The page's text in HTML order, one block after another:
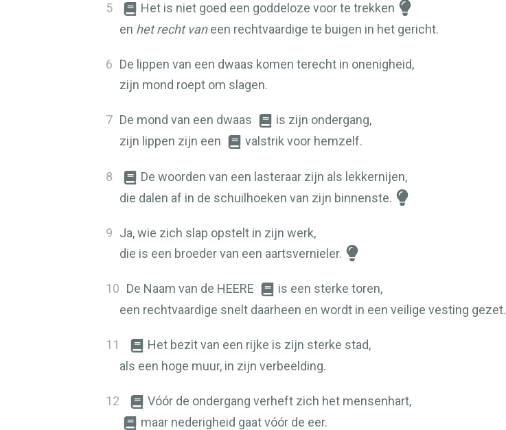
5
Het is niet goed een goddeloze voor te trekken
en het recht vaneen rechtvaardige te buigen in het gericht.
6 De lippen van een dwaas komen terecht in onenigheid,
zijn mond roept om slagen.
7 De mond van een dwaas
is zijn ondergang,
zijn lippen zijn een
valstrik voor hemzelf.
8
De woorden van een lasteraar zijn als lekkernijen,
die dalen af in de schuilhoeken van zijn binnenste.
9 Ja, wie zich slap opstelt in zijn werk,
die is een broeder van een aartsvernieler.
10 De Naam van de HEERE
is een sterke toren,
een rechtvaardige snelt daarheen en wordt in een veilige vesting gezet.
11
Het bezit van een rijke is zijn sterke stad,
als een hoge muur, in zijn verbeelding.
12
Vóór de ondergang verheft zich het mensenhart,
maar nederigheid gaat vóór de eer.